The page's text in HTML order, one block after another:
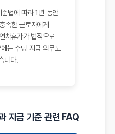
법에 따라 1년 동안
족한 근로자에게
차휴가가 법적으로
는 수당 지급 의무도
니다.
지급 기준 관련 FAQ